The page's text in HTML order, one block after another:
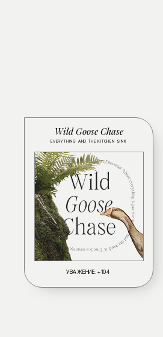
Wild Goose Chase
EVERYTHING AND THE KITCHEN SINK
УВАЖЕНИЕ: +104